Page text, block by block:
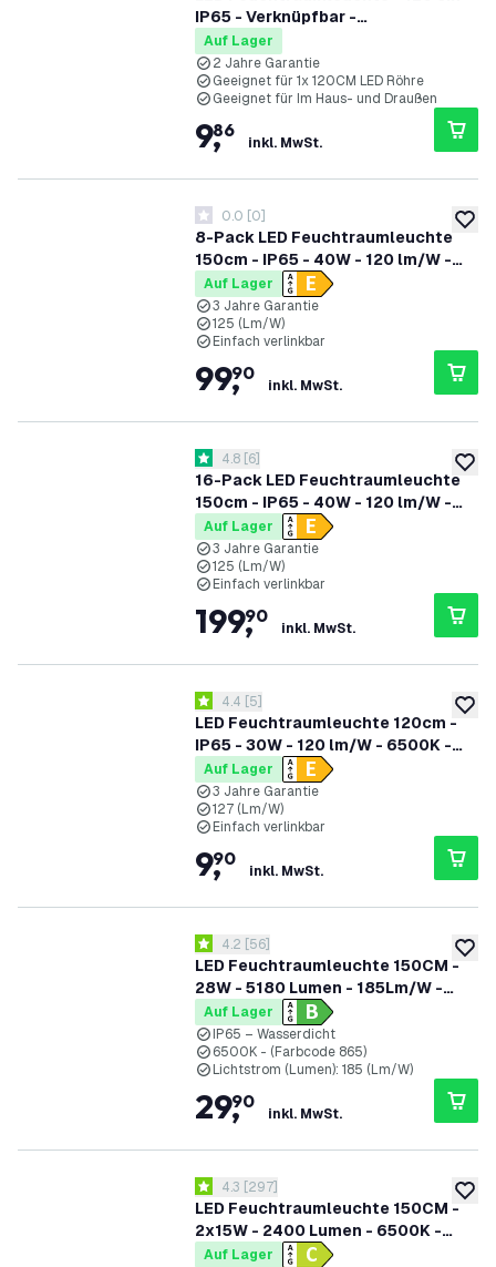
IP65 - Verknüpfbar -
Edelstahlklammern
Auf Lager
2 Jahre Garantie
Geeignet für 1x 120CM LED Röhre
Geeignet für Im Haus- und Draußen
9,
86
inkl. MwSt.
zur
8-Pack LED Feuchtraumleuchte
150cm - IP65 - 40W - 120 lm/W -
4000K - Verlinkbar - 3 Jahre
Garantie
0 Bewertungssterne
0.0 [0]
Auf Lager
3 Jahre Garantie
125 (Lm/W)
Einfach verlinkbar
99,
90
inkl. MwSt.
zur
16-Pack LED Feuchtraumleuchte
150cm - IP65 - 40W - 120 lm/W -
6500K - Verlinkbar - 3 Jahre
Garantie
Bewertungsbereich öffnen
4.8 Bewertungssterne
4.8 [6]
Auf Lager
3 Jahre Garantie
125 (Lm/W)
Einfach verlinkbar
199,
90
inkl. MwSt.
zur
LED Feuchtraumleuchte 120cm -
IP65 - 30W - 120 lm/W - 6500K -
Verlinkbar - 3 Jahre Garantie
Bewertungsbereich öffnen
4.4 Bewertungssterne
4.4 [5]
Auf Lager
3 Jahre Garantie
127 (Lm/W)
Einfach verlinkbar
9,
90
inkl. MwSt.
zur
LED Feuchtraumleuchte 150CM -
28W - 5180 Lumen - 185Lm/W -
6500K - High Efficiency -
Energieetikette B - IP65 - Inkl. LED
Röhre
Bewertungsbereich öffnen
4.2 Bewertungssterne
4.2 [56]
Auf Lager
IP65 – Wasserdicht
6500K - (Farbcode 865)
Lichtstrom (Lumen): 185 (Lm/W)
29,
90
inkl. MwSt.
zur
LED Feuchtraumleuchte 150CM -
2x15W - 2400 Lumen - 6500K -
IP65 - Inkl. LED Röhren
Bewertungsbereich öffnen
4.3 Bewertungssterne
4.3 [297]
Auf Lager